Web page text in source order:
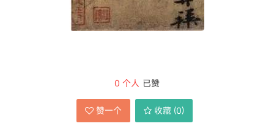
0 个人 已赞
赞一个 收藏 (0)